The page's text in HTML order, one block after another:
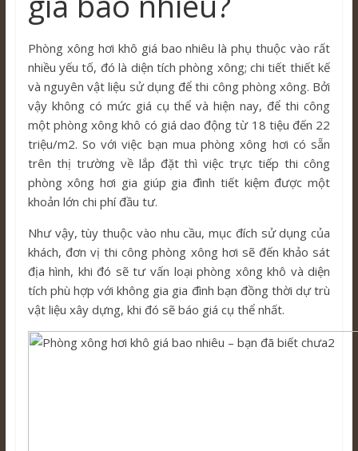
Phòng xông hơi khô giá bao nhiêu là phụ thuộc vào rất
nhiều yếu tố, đó là diện tích phòng xông; chi tiết thiết kế
và nguyên vật liệu sử dụng để thi công phòng xông. Bởi
vậy không có mức giá cụ thể và hiện nay, để thi công
một phòng xông khô có giá dao động từ 18 tiệu đến 22
triệu/m2. So với việc bạn mua phòng xông hơi có sẵn
trên thị trường về lắp đặt thì việc trực tiếp thi công
phòng xông hơi gia giúp gia đình tiết kiệm được một
khoản lớn chi phí đầu tư.
Như vậy, tùy thuộc vào nhu cầu, mục đích sử dụng của
khách, đơn vị thi công phòng xông hơi sẽ đến khảo sát
địa hình, khi đó sẽ tư vấn loại phòng xông khô và diện
tích phù hợp với không gia gia đình bạn đồng thời dự trù
vật liệu xây dựng, khi đó sẽ báo giá cụ thể nhất.